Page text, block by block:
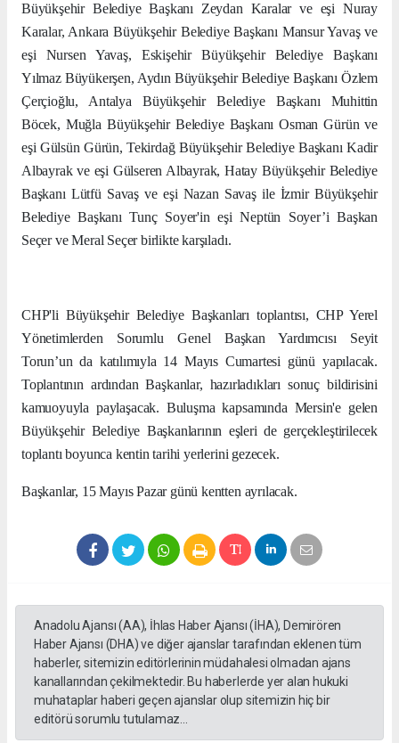
Büyükşehir Belediye Başkanı Zeydan Karalar ve eşi Nuray
Karalar, Ankara Büyükşehir Belediye Başkanı Mansur Yavaş ve
eşi Nursen Yavaş, Eskişehir Büyükşehir Belediye Başkanı
Yılmaz Büyükerşen, Aydın Büyükşehir Belediye Başkanı Özlem
Çerçioğlu, Antalya Büyükşehir Belediye Başkanı Muhittin
Böcek, Muğla Büyükşehir Belediye Başkanı Osman Gürün ve
eşi Gülsün Gürün, Tekirdağ Büyükşehir Belediye Başkanı Kadir
Albayrak ve eşi Gülseren Albayrak, Hatay Büyükşehir Belediye
Başkanı Lütfü Savaş ve eşi Nazan Savaş ile İzmir Büyükşehir
Belediye Başkanı Tunç Soyer'in eşi Neptün Soyer’i Başkan
Seçer ve Meral Seçer birlikte karşıladı.
CHP'li Büyükşehir Belediye Başkanları toplantısı, CHP Yerel
Yönetimlerden Sorumlu Genel Başkan Yardımcısı Seyit
Torun’un da katılımıyla 14 Mayıs Cumartesi günü yapılacak.
Toplantının ardından Başkanlar, hazırladıkları sonuç bildirisini
kamuoyuyla paylaşacak. Buluşma kapsamında Mersin'e gelen
Büyükşehir Belediye Başkanlarının eşleri de gerçekleştirilecek
toplantı boyunca kentin tarihi yerlerini gezecek.
Başkanlar, 15 Mayıs Pazar günü kentten ayrılacak.
Anadolu Ajansı (AA), İhlas Haber Ajansı (İHA), Demirören
Haber Ajansı (DHA) ve diğer ajanslar tarafından eklenen tüm
haberler, sitemizin editörlerinin müdahalesi olmadan ajans
kanallarından çekilmektedir. Bu haberlerde yer alan hukuki
muhataplar haberi geçen ajanslar olup sitemizin hiç bir
editörü sorumlu tutulamaz...